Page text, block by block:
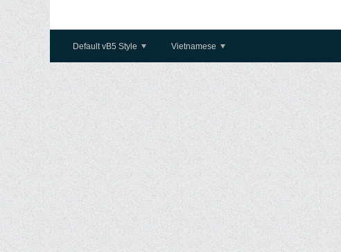
Default vB5 Style Vietnamese